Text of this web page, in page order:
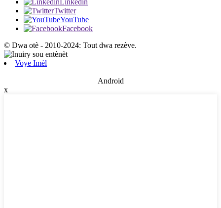
Linkedin
Twitter
YouTube
Facebook
© Dwa otè - 2010-2024: Tout dwa rezève.
Voye Imèl
Android
x